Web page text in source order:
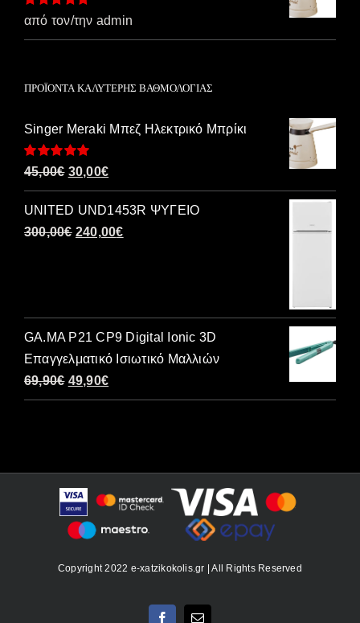
Βαθμολογήθηκε
από τον/την admin
ΠΡΟΪΌΝΤΑ ΚΑΛΎΤΕΡΗΣ ΒΑΘΜΟΛΟΓΊΑΣ
Singer Meraki Μπεζ Ηλεκτρικό Μπρίκι
Βαθμολογήθηκε
45,00€ Original
price
was:
45,00€.
30,00€Η
τρέχουσα
τιμή
είναι:
UNITED UND1453R ΨΥΓΕΙΟ
300,00€ Original
240,00€Η
240,00€.
GA.MA P21 CP9 Digital Ionic 3D
Επαγγελματικό Ισιωτικό Μαλλιών
69,90€ Original
price
49,90€Η
τρέχουσα
Copyright 2022 e-xatzikokolis.gr | All Rights Reserved